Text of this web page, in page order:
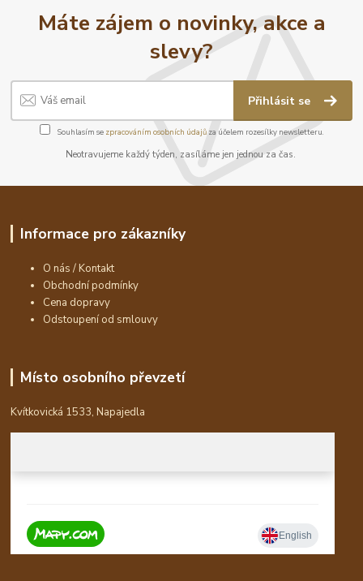
Máte zájem o novinky, akce a
slevy?
Přihlásit se
Souhlasím se zpracováním osobních údajůza účelem rozesílky newsletteru.
Neotravujeme každý týden, zasíláme jen jednou za čas.
Informace pro zákazníky
O nás / Kontakt
Obchodní podmínky
Cena dopravy
Odstoupení od smlouvy
Místo osobního převzetí
Kvítkovická 1533, Napajedla